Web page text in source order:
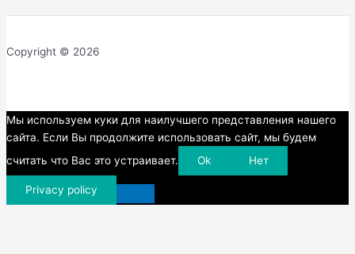
Copyright © 2026
Прокрутка
вверх
Мы используем куки для наилучшего представления нашего
сайта. Если Вы продолжите использовать сайт, мы будем
считать что Вас это устраивает.
Ok Нет
Privacy policy